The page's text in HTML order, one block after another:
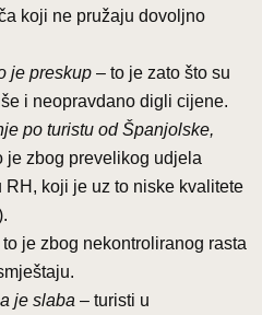
koji ne pružaju dovoljno
je preskup – to je zato što su
i neopravdano digli cijene.
po turistu od Španjolske,
je zbog prevelikog udjela
koji je uz to niske kvalitete
to je zbog nekontroliranog rasta
je slaba – turisti u